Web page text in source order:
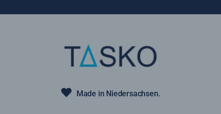
Made in Niedersachsen.